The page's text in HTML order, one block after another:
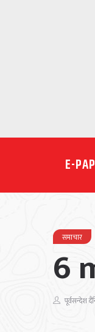
E-
समाचार
6
पूर्वसन्देश